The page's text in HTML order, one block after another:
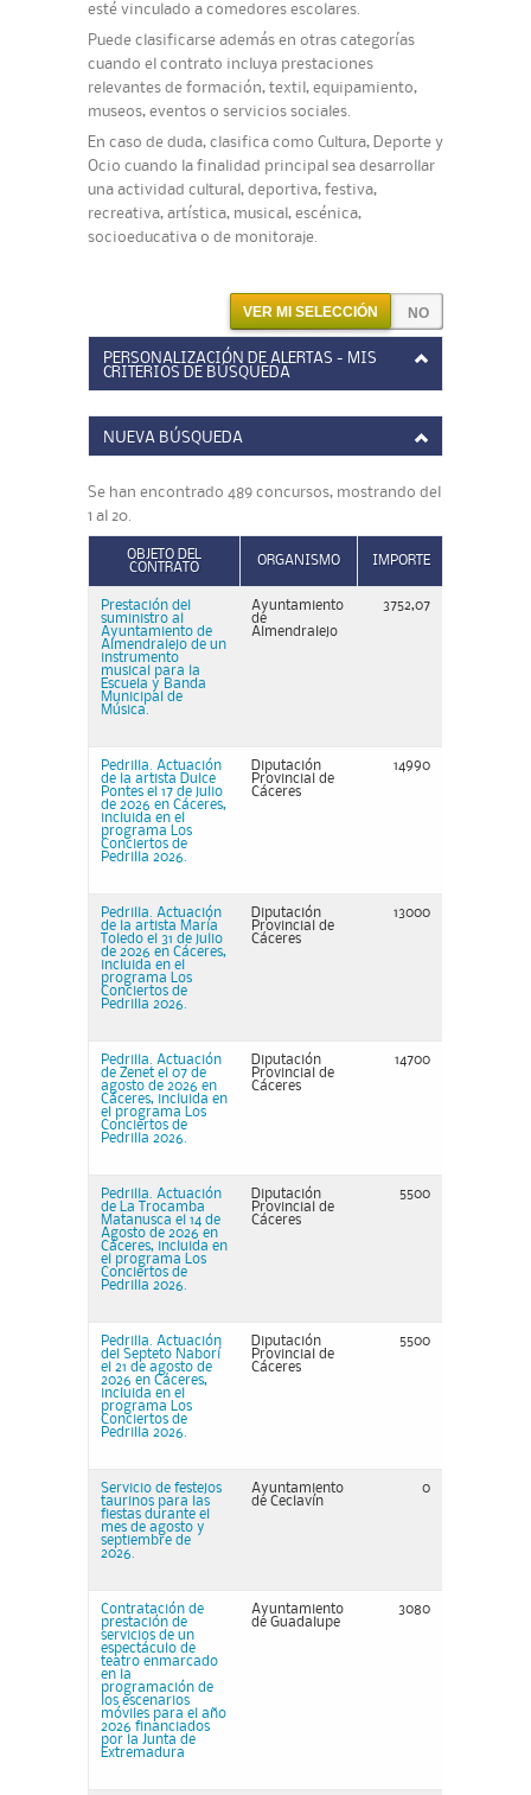
esté vinculado a comedores escolares.
Puede clasificarse además en otras categorías
cuando el contrato incluya prestaciones
relevantes de formación, textil, equipamiento,
museos, eventos o servicios sociales.
En caso de duda, clasifica como Cultura, Deporte y
Ocio cuando la finalidad principal sea desarrollar
una actividad cultural, deportiva, festiva,
recreativa, artística, musical, escénica,
socioeducativa o de monitoraje.
VER MI SELECCIÓN
PERSONALIZACIÓN DE ALERTAS - MIS
CRITERIOS DE BÚSQUEDA
NUEVA BÚSQUEDA
Se han encontrado 489 concursos, mostrando del
1 al 20.
OBJETO DEL
CONTRATO
ORGANISMO IMPORTE
Prestación del
suministro al
Ayuntamiento de
Almendralejo de un
instrumento
musical para la
Escuela y Banda
Municipal de
Música.
Ayuntamiento
de
Almendralejo
3752,07
Pedrilla. Actuación
de la artista Dulce
Pontes el 17 de julio
de 2026 en Cáceres,
incluida en el
programa Los
Conciertos de
Pedrilla 2026.
Diputación
Provincial de
Cáceres
14990
Pedrilla. Actuación
de la artista María
Toledo el 31 de julio
de 2026 en Cáceres,
incluida en el
programa Los
Conciertos de
Pedrilla 2026.
Diputación
Provincial de
Cáceres
13000
Pedrilla. Actuación
de Zenet el 07 de
agosto de 2026 en
Cáceres, incluida en
el programa Los
Conciertos de
Pedrilla 2026.
Diputación
Provincial de
Cáceres
14700
Pedrilla. Actuación
de La Trocamba
Matanusca el 14 de
Agosto de 2026 en
Cáceres, incluida en
el programa Los
Conciertos de
Pedrilla 2026.
Diputación
Provincial de
Cáceres
5500
Pedrilla. Actuación
del Septeto Naborí
el 21 de agosto de
2026 en Cáceres,
incluida en el
programa Los
Conciertos de
Pedrilla 2026.
Diputación
Provincial de
Cáceres
5500
Servicio de festejos
taurinos para las
fiestas durante el
mes de agosto y
septiembre de
2026.
Ayuntamiento
de Ceclavín
0
Contratación de
prestación de
servicios de un
espectáculo de
teatro enmarcado
en la
programación de
los escenarios
móviles para el año
2026 financiados
por la Junta de
Extremadura
Ayuntamiento
de Guadalupe
3080